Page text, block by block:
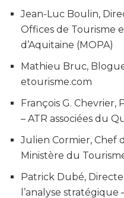
Jean-Luc Boulin,
Offices de Tourisme
d’Aquitaine (MOPA)
Mathieu Bruc,
etourisme.com
François G.
– ATR associées du
Julien Cormier, Chef
Ministère du
Patrick Dubé,
l’analyse